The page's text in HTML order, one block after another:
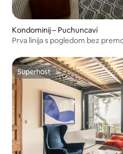
Kondominij – Puchuncaví
Prva linija s pogledom bez
Superhost
Superhost